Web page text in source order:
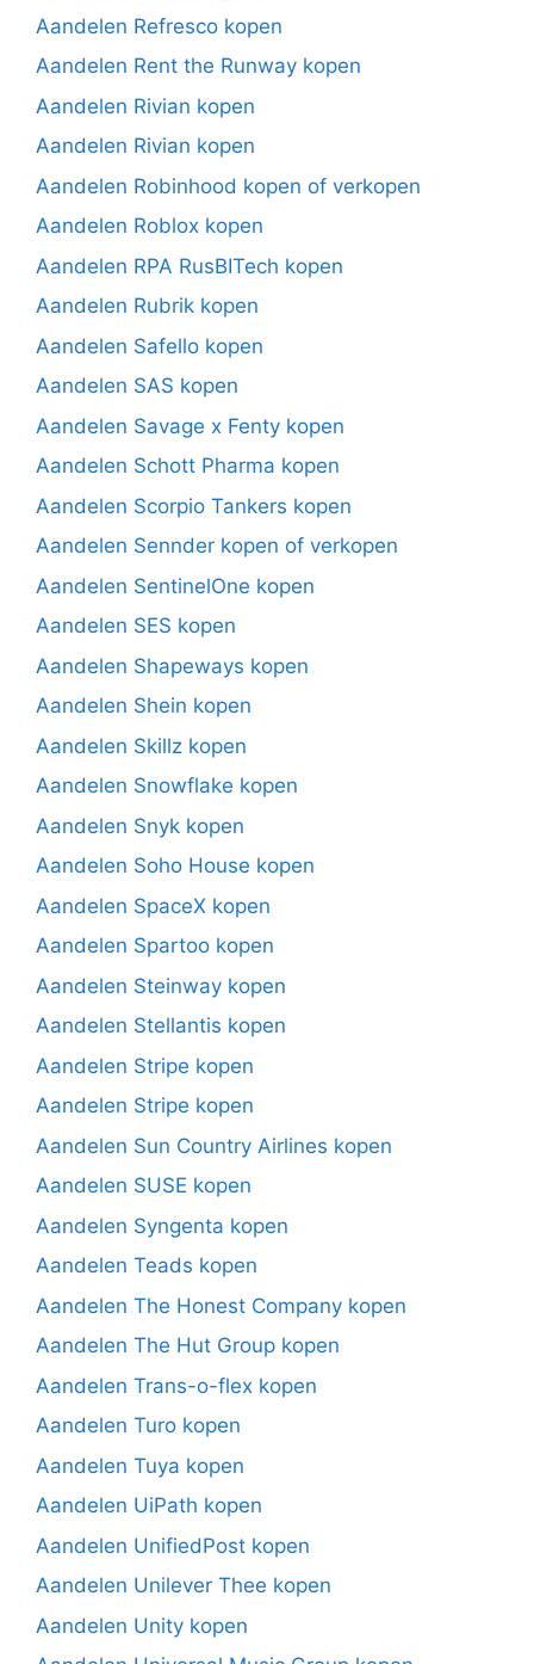
Aandelen Refresco kopen
Aandelen Rent the Runway kopen
Aandelen Rivian kopen
Aandelen Rivian kopen
Aandelen Robinhood kopen of verkopen
Aandelen Roblox kopen
Aandelen RPA RusBITech kopen
Aandelen Rubrik kopen
Aandelen Safello kopen
Aandelen SAS kopen
Aandelen Savage x Fenty kopen
Aandelen Schott Pharma kopen
Aandelen Scorpio Tankers kopen
Aandelen Sennder kopen of verkopen
Aandelen SentinelOne kopen
Aandelen SES kopen
Aandelen Shapeways kopen
Aandelen Shein kopen
Aandelen Skillz kopen
Aandelen Snowflake kopen
Aandelen Snyk kopen
Aandelen Soho House kopen
Aandelen SpaceX kopen
Aandelen Spartoo kopen
Aandelen Steinway kopen
Aandelen Stellantis kopen
Aandelen Stripe kopen
Aandelen Stripe kopen
Aandelen Sun Country Airlines kopen
Aandelen SUSE kopen
Aandelen Syngenta kopen
Aandelen Teads kopen
Aandelen The Honest Company kopen
Aandelen The Hut Group kopen
Aandelen Trans-o-flex kopen
Aandelen Turo kopen
Aandelen Tuya kopen
Aandelen UiPath kopen
Aandelen UnifiedPost kopen
Aandelen Unilever Thee kopen
Aandelen Unity kopen